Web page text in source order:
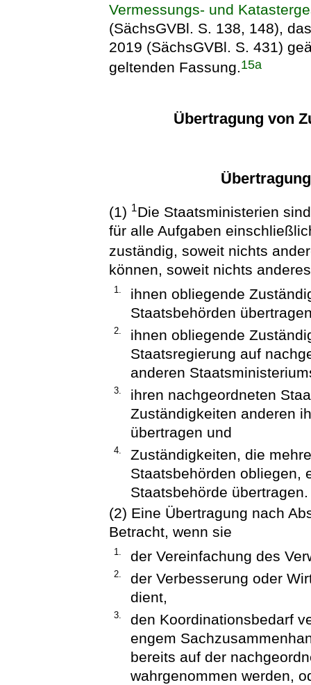
Vermessungs- und
(SächsGVBl. S. 138, 148),
2019 (SächsGVBl. S. 431)
geltenden Fassung.15a
Übertragung von
(1) 1Die Staatsministerien
für alle Aufgaben
zuständig, soweit nichts
können, soweit nichts
1.
ihnen obliegende
Staatsbehörden
2.
ihnen obliegende
Staatsregierung auf
anderen
3.
ihren nachgeordneten
Zuständigkeiten anderen
übertragen und
4.
Zuständigkeiten, die
Staatsbehörden obliegen,
Staatsbehörde übertragen.
(2) Eine Übertragung nach
Betracht, wenn sie
1. der Vereinfachung des
2.
der Verbesserung oder
dient,
3.
den Koordinationsbedarf
engem
bereits auf der
wahrgenommen werden,